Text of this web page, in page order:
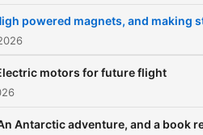
powered magnets, and making
motors for future flight
Antarctic adventure, and a book